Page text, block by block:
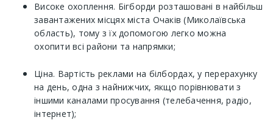
Високе охоплення. Бігборди розташовані в найбільш
завантажених місцях міста Очаків (Миколаївська
область), тому з їх допомогою легко можна
охопити всі райони та напрямки;
Ціна. Вартість реклами на білбордах, у перерахунку
на день, одна з найнижчих, якщо порівнювати з
іншими каналами просування (телебачення, радіо,
інтернет);